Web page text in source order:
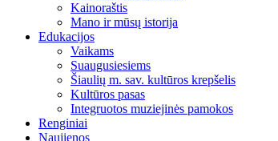
Kainoraštis
Mano ir mūsų istorija
Edukacijos
Vaikams
Suaugusiesiems
Šiaulių m. sav. kultūros krepšelis
Kultūros pasas
Integruotos muziejinės pamokos
Renginiai
Naujienos